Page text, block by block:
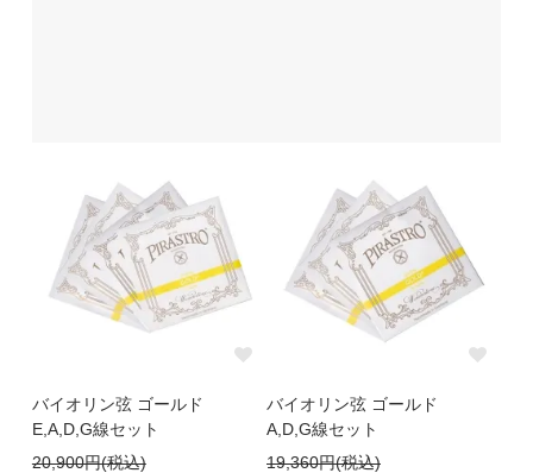
バイオリン弦 ゴールド
E,A,D,G線セット
20,900円(税込)
バイオリン弦 ゴールド
A,D,G線セット
19,360円(税込)